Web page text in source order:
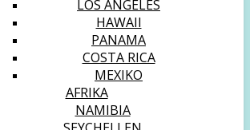
LOS ANGELES
HAWAII
PANAMA
COSTA RICA
MEXIKO
AFRIKA
NAMIBIA